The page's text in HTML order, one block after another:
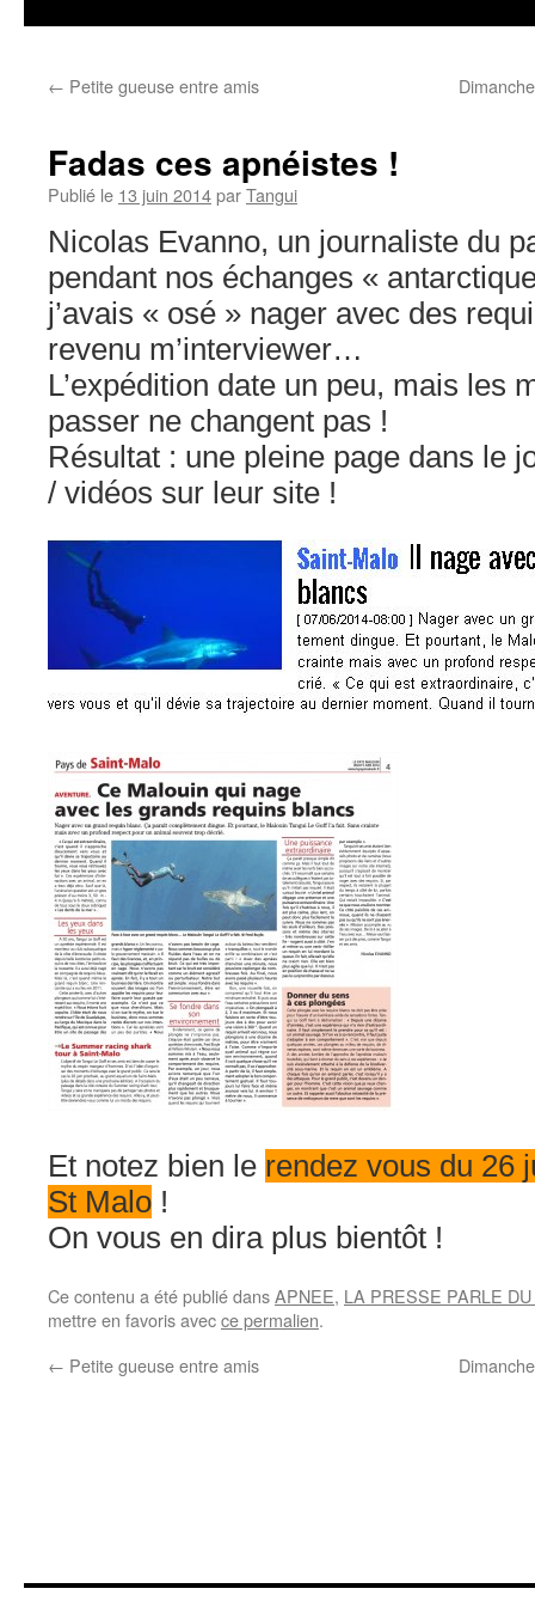
← Petite gueuse entre amis
Fadas ces apnéistes !
Publié le 13 juin 2014parTangui
Nicolas Evanno, un journaliste du
pendant nos échanges «
j’avais « osé » nager avec des
revenu m’interviewer…
L’expédition date un peu, mais les
passer ne changent pas !
Résultat : une pleine page dans le
/ vidéos sur leur site !
Et notez bien le rendez vous du 26
St Malo !
On vous en dira plus bientôt !
Ce contenu a été publié dansAPNEE, LA PRESSE PARLE
mettre en favoris avecce permalien.
← Petite gueuse entre amis